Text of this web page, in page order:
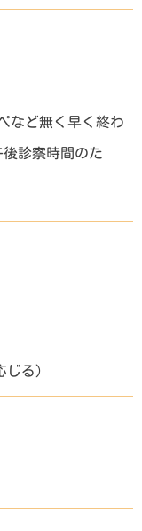
など無く早く終わ
診察時間のた
じる)